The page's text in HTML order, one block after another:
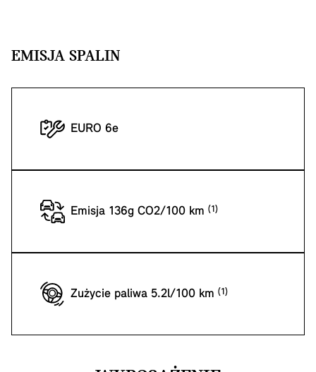
EMISJA SPALIN
EURO 6e
Emisja 136g CO2/100 km
Zużycie paliwa 5.2l/100 km